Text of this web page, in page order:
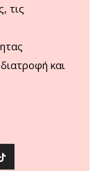
τις
και
T